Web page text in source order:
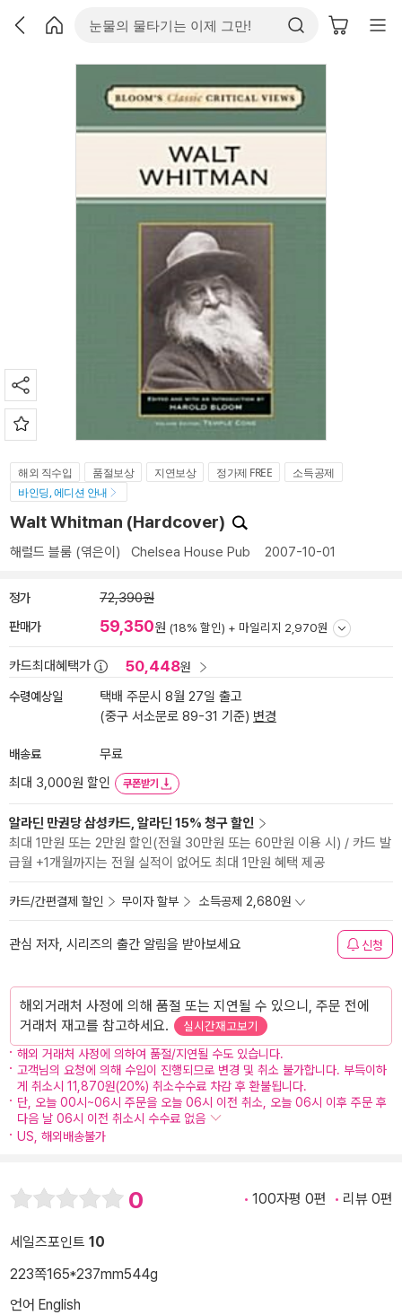
해외 직수입 품절보상 지연보상 정가제 FREE
소득공제
바인딩, 에디션 안내
Walt Whitman (Hardcover)
해럴드 블룸 (엮은이) Chelsea House Pub 2007-10-01
정가 72,390원
판매가 59,350원 (18% 할인) + 마일리지 2,970원
카드최대혜택가 50,448원
수령예상일
택배 주문시 8월 27일 출고
(중구 서소문로 89-31 기준) 변경
배송료
무료
최대 3,000원 할인
쿠폰받기
알라딘 만권당 삼성카드, 알라딘 15% 청구 할인
최대 1만원 또는 2만원 할인(전월 30만원 또는 60만원 이용 시) / 카드 발
급월 +1개월까지는 전월 실적이 없어도 최대 1만원 혜택 제공
카드/간편결제 할인 무이자 할부 소득공제 2,680원
관심 저자, 시리즈의 출간 알림을 받아보세요 신청
해외거래처 사정에 의해 품절 또는 지연될 수 있으니, 주문 전에
거래처 재고를 참고하세요.
실시간재고보기
해외 거래처 사정에 의하여 품절/지연될 수도 있습니다.
고객님의 요청에 의해 수입이 진행되므로 변경 및 취소 불가합니다. 부득이하
게 취소시 11,870원(20%) 취소수수료 차감 후 환불됩니다.
단, 오늘 00시~06시 주문을 오늘 06시 이전 취소, 오늘 06시 이후 주문 후
다음 날 06시 이전 취소시 수수료 없음
US, 해외배송불가
0 100자평 0편 리뷰 0편
세일즈포인트 10
223쪽165*237mm544g
언어 English